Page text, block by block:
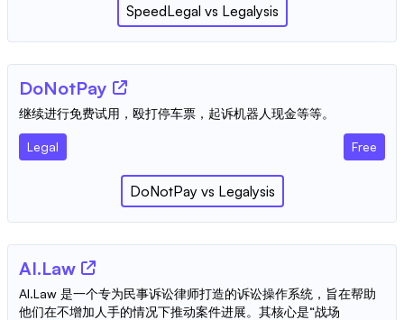
SpeedLegal vs Legalysis
DoNotPay
继续进行免费试用，殴打停车票，起诉机器人现金等等。
Legal Free
DoNotPay vs Legalysis
AI.Law
AI.Law 是一个专为民事诉讼律师打造的诉讼操作系统，旨在帮助
他们在不增加人手的情况下推动案件进展。其核心是“战场